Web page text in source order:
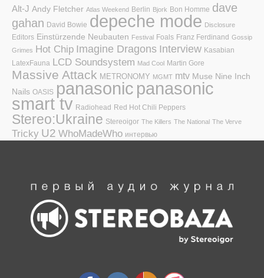
Alt-J Andy Fletcher Atlas Weekend Berlin Bjork Bon Homme dave
gahan David Bowie depeche mode Disclosure
Editors Einstürzende Neubauten Festival Foals Franz Ferdinand Gossip
Grimes Hot Chip Imagine Dragons Interview Kasabian
LatexFauna LCD Soundsystem Mad Cool Martin Gore
Massive Attack METRONOMY MGMT mtv Muse Nine Inch
Nails OASIS panasonic panasonic
smart tv Radiohead Red Hot Chili Peppers
Stereo:Ukraine Stereoigor The Killers The National The Verve
Tricky U2 WhoMadeWho интервью